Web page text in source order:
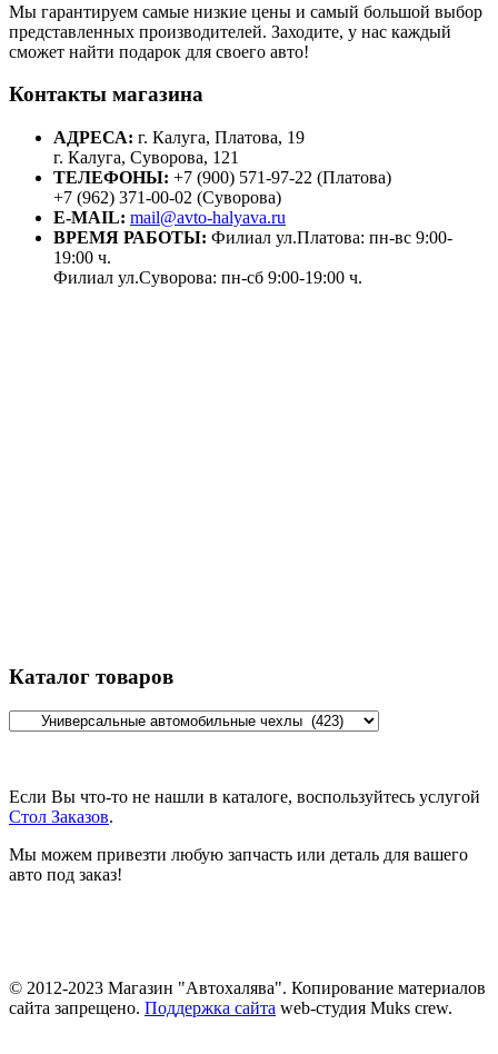
Мы гарантируем самые низкие цены и самый большой выбор
представленных производителей. Заходите, у нас каждый
сможет найти подарок для своего авто!
Контакты магазина
АДРЕСА: г. Калуга, Платова, 19
г. Калуга, Суворова, 121
ТЕЛЕФОНЫ: +7 (900) 571-97-22 (Платова)
+7 (962) 371-00-02 (Суворова)
E-MAIL: mail@avto-halyava.ru
ВРЕМЯ РАБОТЫ: Филиал ул.Платова: пн-вс 9:00-
19:00 ч.
Филиал ул.Суворова: пн-сб 9:00-19:00 ч.
Каталог товаров
Если Вы что-то не нашли в каталоге, воспользуйтесь услугой
Стол Заказов.
Мы можем привезти любую запчасть или деталь для вашего
авто под заказ!
© 2012-2023 Магазин "Автохалява". Копирование материалов
сайта запрещено. Поддержка сайта web-студия Muks crew.